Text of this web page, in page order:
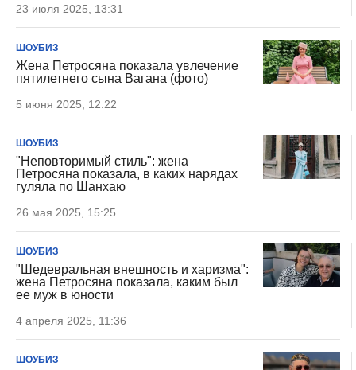
23 июля 2025, 13:31
ШОУБИЗ
Жена Петросяна показала увлечение
пятилетнего сына Вагана (фото)
5 июня 2025, 12:22
ШОУБИЗ
"Неповторимый стиль": жена
Петросяна показала, в каких нарядах
гуляла по Шанхаю
26 мая 2025, 15:25
ШОУБИЗ
"Шедевральная внешность и харизма":
жена Петросяна показала, каким был
ее муж в юности
4 апреля 2025, 11:36
ШОУБИЗ